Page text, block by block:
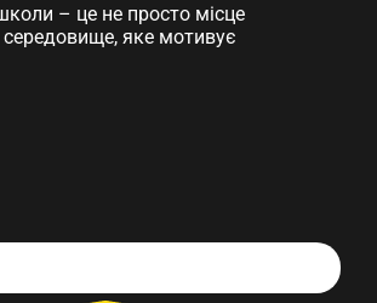
– це не просто місце
яке мотивує